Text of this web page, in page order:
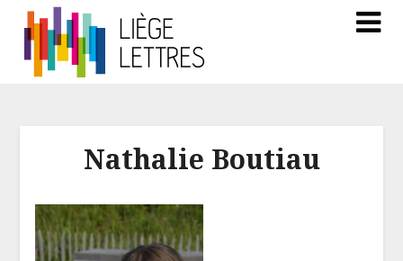
Nathalie Boutiau